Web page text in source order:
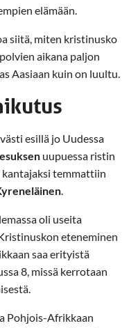
elämään.
siitä, miten kristinusko
aikana paljon
Aasiaan kuin on luultu.
esillä jo Uudessa
uupuessa ristin
temmattiin
oli useita
eteneminen
saa erityistä
8, missä kerrotaan
Pohjois-Afrikkaan